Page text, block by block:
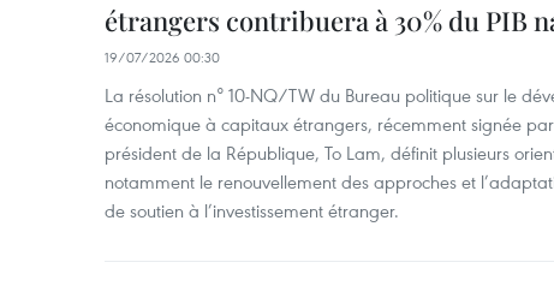
étrangers contribuera à 30% du PIB
19/07/2026 00:30
La résolution n° 10-NQ/TW du Bureau politique sur le
économique à capitaux étrangers, récemment signée
président de la République, To Lam, définit plusieurs
notamment le renouvellement des approches et
de soutien à l’investissement étranger.